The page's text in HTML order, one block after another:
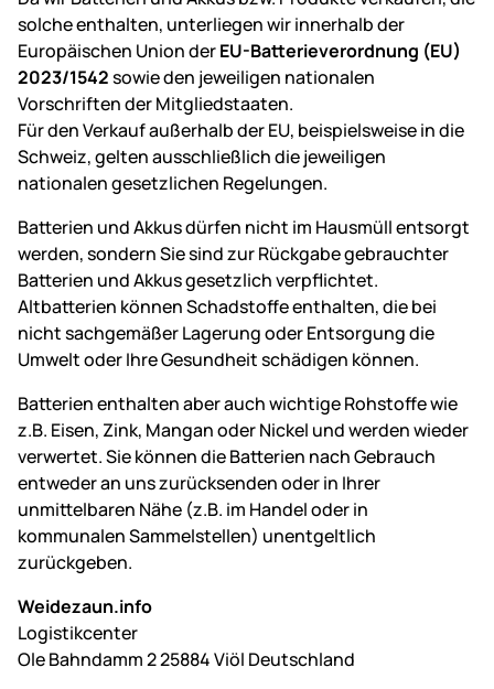
solche enthalten, unterliegen wir innerhalb der
Europäischen Union derEU-Batterieverordnung (EU)
2023/1542sowie den jeweiligen nationalen
Vorschriften der Mitgliedstaaten.
Für den Verkauf außerhalb der EU, beispielsweise in die
Schweiz, gelten ausschließlich die jeweiligen
nationalen gesetzlichen Regelungen.
Batterien und Akkus dürfen nicht im Hausmüll entsorgt
werden, sondern Sie sind zur Rückgabe gebrauchter
Batterien und Akkus gesetzlich verpflichtet.
Altbatterien können Schadstoffe enthalten, die bei
nicht sachgemäßer Lagerung oder Entsorgung die
Umwelt oder Ihre Gesundheit schädigen können.
Batterien enthalten aber auch wichtige Rohstoffe wie
z.B. Eisen, Zink, Mangan oder Nickel und werden wieder
verwertet. Sie können die Batterien nach Gebrauch
entweder an uns zurücksenden oder in Ihrer
unmittelbaren Nähe (z.B. im Handel oder in
kommunalen Sammelstellen) unentgeltlich
zurückgeben.
Weidezaun.info
Logistikcenter
Ole Bahndamm 2 25884 Viöl Deutschland